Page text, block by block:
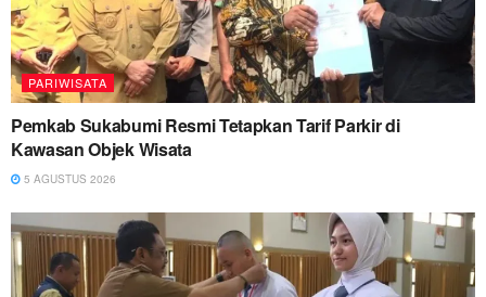
PARIWISATA
Pemkab Sukabumi Resmi Tetapkan Tarif Parkir di
Kawasan Objek Wisata
5 AGUSTUS 2026